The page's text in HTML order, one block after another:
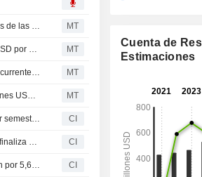
Tanger eleva sus previsiones anuales tras el crecimiento de los fondos de las operaciones y los ingresos en el segundo trimestre MT
Tanger prevé un beneficio operativo para 2026 de entre 2,45 y 2,52 USD por acción, frente a los 2,48 USD estimados por el consenso MT
Resultados trimestrales: Tanger supera las previsiones con un FFO recurrente de 0,64 USD por accion MT
Flash de resultados: Tanger Inc. registra unos ingresos de 156,4 millones USD en el segundo trimestre, frente a los 142,6 millones USD previstos por FactSet MT
Tanger Inc. presenta sus resultados del segundo trimestre y del primer semestre de 2026 CI
Tanger Inc. revisa sus previsiones de beneficios para el ejercicio que finaliza el 31 de diciembre de 2026 CI
Tanger Inc. adquiere cinco contratos de arrendamiento de Saks Off 5th por 5,6 millones USD CI
Cuenta de
Estimaciones